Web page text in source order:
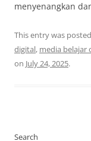
menyenangkan
This entry was
digital, media belajar
on July 24, 2025.
Search